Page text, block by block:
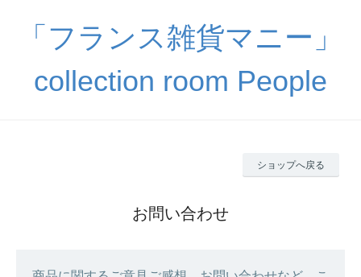
「フランス雑貨マニー」
collection room People
ショップへ戻る
お問い合わせ